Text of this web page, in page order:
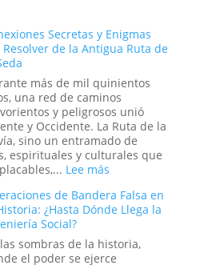
Secretas y Enigmas
Resolver de la Antigua Ruta de
más de mil quinientos
una red de caminos
y peligrosos unió
y Occidente. La Ruta de la
sino un entramado de
espirituales y culturales que
Lee más:
Secretas
y
Sin
Resolver
de Bandera Falsa en
¿Hasta Dónde Llega la
Social?
sombras de la historia,
el poder se ejerce